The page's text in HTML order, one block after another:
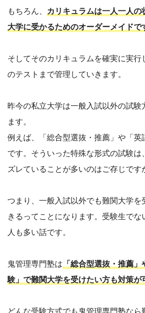
もちろん、 カリキュラムは一人一人
大学に受かるためのオーダーメイドで
そしてそのカリキュラムを確実に実行
のテストまで管理していきます。
昨今の私立大学は一般入試以外の試験
ます。
例えば、「総合型選抜・推薦」や「
です。そういった特殊な形式の試験は
ズレていることが多いのはご存じです
つまり、一般入試以外でも難関大学
きるってことになります。受験生で
人も多い話です。
鬼管理専門塾は 「総合型選抜・推薦
験」で難関大学を受けたい方も対策が
どんな受験方式でも鬼管理専門塾なら